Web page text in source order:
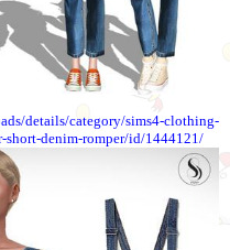
details/category/sims4-clothing-
short-denim-romper/id/1444121/